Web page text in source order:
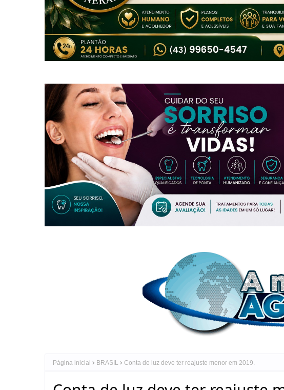
Página inicial BRASIL Conta de luz deve ter reajuste menor em 2019.